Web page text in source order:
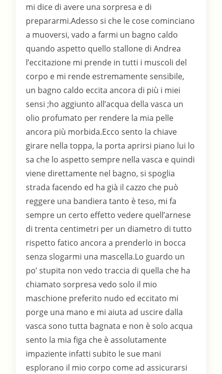
mi dice di avere una sorpresa e di
prepararmi.Adesso si che le cose cominciano
a muoversi, vado a farmi un bagno caldo
quando aspetto quello stallone di Andrea
l’eccitazione mi prende in tutti i muscoli del
corpo e mi rende estremamente sensibile,
un bagno caldo eccita ancora di più i miei
sensi ;ho aggiunto all’acqua della vasca un
olio profumato per rendere la mia pelle
ancora più morbida.Ecco sento la chiave
girare nella toppa, la porta aprirsi piano lui lo
sa che lo aspetto sempre nella vasca e quindi
viene direttamente nel bagno, si spoglia
strada facendo ed ha già il cazzo che può
reggere una bandiera tanto è teso, mi fa
sempre un certo effetto vedere quell’arnese
di trenta centimetri per un diametro di tutto
rispetto fatico ancora a prenderlo in bocca
senza slogarmi una mascella.Lo guardo un
po’ stupita non vedo traccia di quella che ha
chiamato sorpresa vedo solo il mio
maschione preferito nudo ed eccitato mi
porge una mano e mi aiuta ad uscire dalla
vasca sono tutta bagnata e non è solo acqua
sento la mia figa che è assolutamente
impaziente infatti subito le sue mani
esplorano il mio corpo come ad assicurarsi